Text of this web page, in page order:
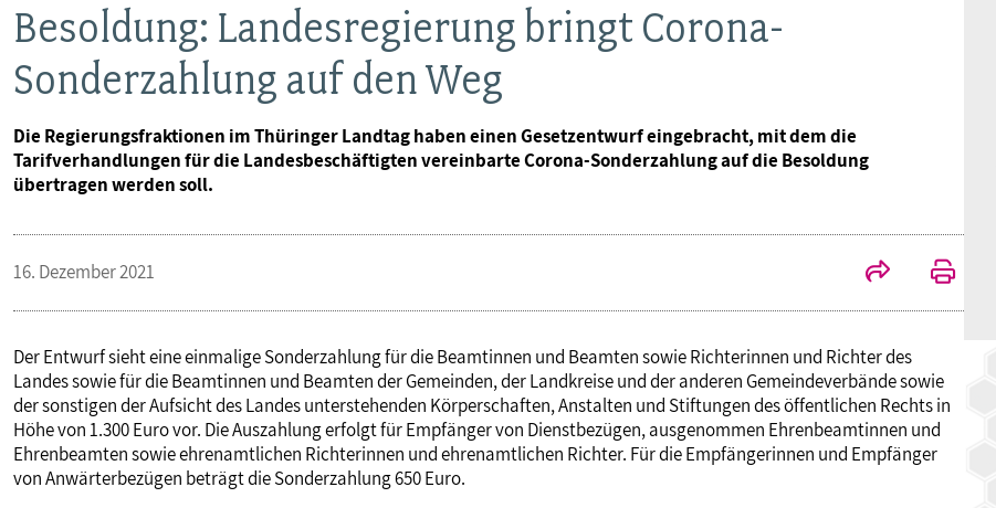
Geschäftsführung
Kontakt
VERANSTALTUNGEN
Bundesseniorenkongress
PUBLIKATIONEN
Besoldung: Landesregierung bringt Corona-
Sonderzahlung auf den Weg
Die Regierungsfraktionen im Thüringer Landtag haben einen Gesetzentwurf eingebracht, mit dem die
Tarifverhandlungen für die Landesbeschäftigten vereinbarte Corona-Sonderzahlung auf die Besoldung
übertragen werden soll.
16. Dezember 2021
Der Entwurf sieht eine einmalige Sonderzahlung für die Beamtinnen und Beamten sowie Richterinnen und Richter des
Landes sowie für die Beamtinnen und Beamten der Gemeinden, der Landkreise und der anderen Gemeindeverbände sowie
der sonstigen der Aufsicht des Landes unterstehenden Körperschaften, Anstalten und Stiftungen des öffentlichen Rechts in
Höhe von 1.300 Euro vor. Die Auszahlung erfolgt für Empfänger von Dienstbezügen, ausgenommen Ehrenbeamtinnen und
Ehrenbeamten sowie ehrenamtlichen Richterinnen und ehrenamtlichen Richter. Für die Empfängerinnen und Empfänger
von Anwärterbezügen beträgt die Sonderzahlung 650 Euro.